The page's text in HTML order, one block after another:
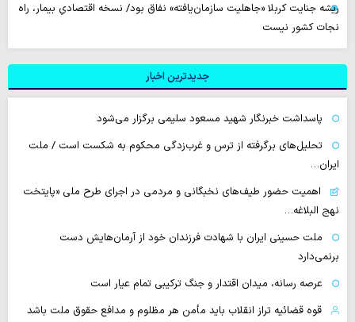
ریشه جنایت کربلا «جاهلیت سازمان‌یافته» نفاق بود/ نسخه اقتصادیِ بیمار، راه
نجات کشور نیست
جدیدترین اخبار
پاسداشت خبرنگار شهید مسعود سلیمی برگزار می‌شود
تحلیل‌های برگرفته از ترس و غرب‌زدگی محکوم به شکست است / ملت
ایران…
اهمیت حضور طیف‌های نخبگانی و مردمی در اجرای طرح ملی «پایتخت
نهج البلاغه…
ملت حسینی ایران با شهادت فرزندان خود از آرمان‌هایش دست
برنمی‌دارد
عرصه رسانه، میدان اقتدار و جنگ ترکیبی تمام عیار است
قوه قضائیه تراز انقلاب باید مأمن هر مظلوم و مدافع حقوق ملت باشد